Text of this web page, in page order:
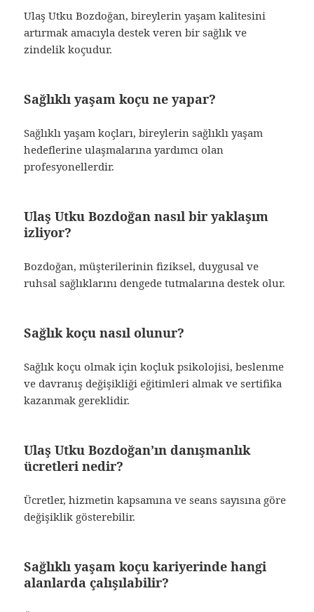
Ulaş Utku Bozdoğan, bireylerin yaşam kalitesini
artırmak amacıyla destek veren bir sağlık ve
zindelik koçudur.
Sağlıklı yaşam koçu ne yapar?
Sağlıklı yaşam koçları, bireylerin sağlıklı yaşam
hedeflerine ulaşmalarına yardımcı olan
profesyonellerdir.
Ulaş Utku Bozdoğan nasıl bir yaklaşım
izliyor?
Bozdoğan, müşterilerinin fiziksel, duygusal ve
ruhsal sağlıklarını dengede tutmalarına destek olur.
Sağlık koçu nasıl olunur?
Sağlık koçu olmak için koçluk psikolojisi, beslenme
ve davranış değişikliği eğitimleri almak ve sertifika
kazanmak gereklidir.
Ulaş Utku Bozdoğan’ın danışmanlık
ücretleri nedir?
Ücretler, hizmetin kapsamına ve seans sayısına göre
değişiklik gösterebilir.
Sağlıklı yaşam koçu kariyerinde hangi
alanlarda çalışılabilir?